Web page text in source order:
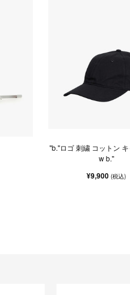
"b."ロゴ 刺繍 コットン
w b."
¥9,900(税込)